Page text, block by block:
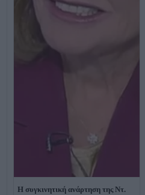
Η συγκινητική ανάρτηση της Ντ.